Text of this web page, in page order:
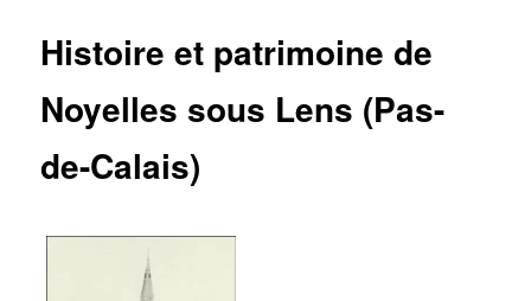
Histoire et patrimoine de
Noyelles sous Lens (Pas-
de-Calais)